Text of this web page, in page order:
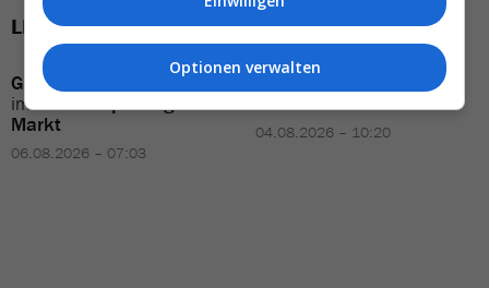
LETZTE MELDUNGEN
Grecotel
Vertrieb
imdeutschsprachigen
Markt
06.08.2026 – 07:03
verkleinert seinTeam
04.08.2026 – 10:20
Optionen verwalten